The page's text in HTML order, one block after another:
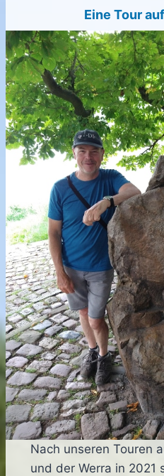
Eine Tour
Nach unseren Touren
und der Werra in 2021